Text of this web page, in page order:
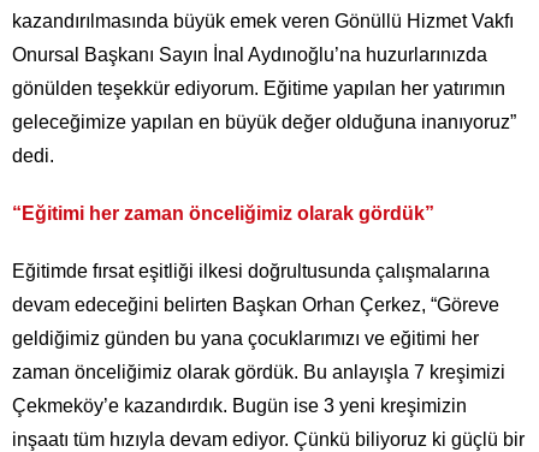
kazandırılmasında büyük emek veren Gönüllü Hizmet Vakfı
Onursal Başkanı Sayın İnal Aydınoğlu’na huzurlarınızda
gönülden teşekkür ediyorum. Eğitime yapılan her yatırımın
geleceğimize yapılan en büyük değer olduğuna inanıyoruz”
dedi.
“Eğitimi her zaman önceliğimiz olarak gördük”
Eğitimde fırsat eşitliği ilkesi doğrultusunda çalışmalarına
devam edeceğini belirten Başkan Orhan Çerkez, “Göreve
geldiğimiz günden bu yana çocuklarımızı ve eğitimi her
zaman önceliğimiz olarak gördük. Bu anlayışla 7 kreşimizi
Çekmeköy’e kazandırdık. Bugün ise 3 yeni kreşimizin
inşaatı tüm hızıyla devam ediyor. Çünkü biliyoruz ki güçlü bir